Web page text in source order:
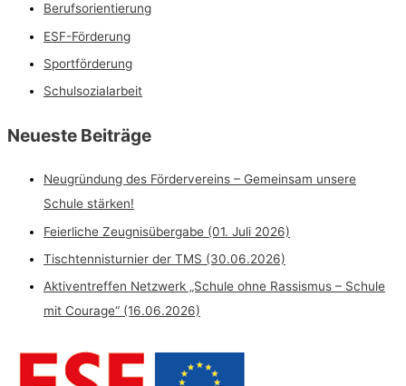
Berufsorientierung
ESF-Förderung
Sportförderung
Schulsozialarbeit
Neueste Beiträge
Neugründung des Fördervereins – Gemeinsam unsere
Schule stärken!
Feierliche Zeugnisübergabe (01. Juli 2026)
Tischtennisturnier der TMS (30.06.2026)
Aktiventreffen Netzwerk „Schule ohne Rassismus – Schule
mit Courage“ (16.06.2026)